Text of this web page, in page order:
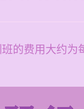
的费用大约